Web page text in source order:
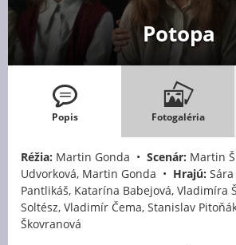
Potopa
Popis Fotogaléria
Réžia: Martin Gonda • Scenár: Martin
Udvorková, Martin Gonda • Hrajú:
Pantlikáš, Katarína Babejová, Vladimíra
Soltész, Vladimír Čema, Stanislav
Škovranová